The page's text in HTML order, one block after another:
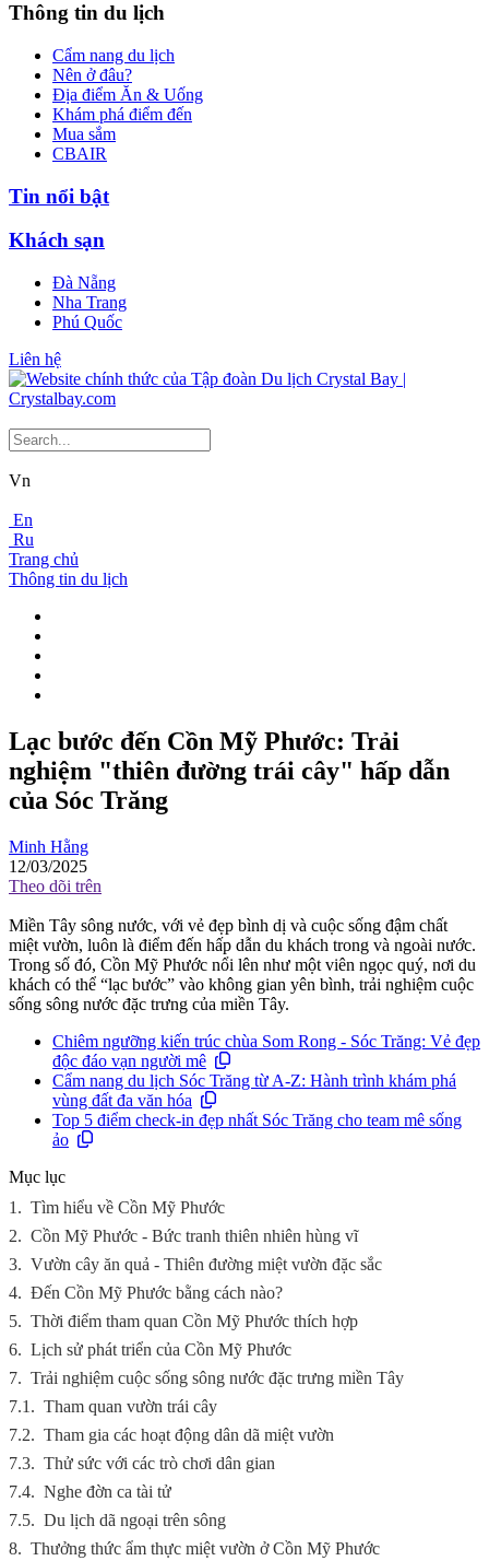
Thông tin du lịch
Cẩm nang du lịch
Nên ở đâu?
Địa điểm Ăn & Uống
Khám phá điểm đến
Mua sắm
CBAIR
Tin nổi bật
Khách sạn
Đà Nẵng
Nha Trang
Phú Quốc
Liên hệ
Vn
En
Ru
Trang chủ
Thông tin du lịch
Lạc bước đến Cồn Mỹ Phước: Trải
nghiệm "thiên đường trái cây" hấp dẫn
của Sóc Trăng
Minh Hằng
12/03/2025
Theo dõi trên
Miền Tây sông nước, với vẻ đẹp bình dị và cuộc sống đậm chất
miệt vườn, luôn là điểm đến hấp dẫn du khách trong và ngoài nước.
Trong số đó, Cồn Mỹ Phước nổi lên như một viên ngọc quý, nơi du
khách có thể “lạc bước” vào không gian yên bình, trải nghiệm cuộc
sống sông nước đặc trưng của miền Tây.
Chiêm ngưỡng kiến trúc chùa Som Rong - Sóc Trăng: Vẻ đẹp
độc đáo vạn người mê
Cẩm nang du lịch Sóc Trăng từ A-Z: Hành trình khám phá
vùng đất đa văn hóa
Top 5 điểm check-in đẹp nhất Sóc Trăng cho team mê sống
ảo
Mục lục
1. Tìm hiểu về Cồn Mỹ Phước
2. Cồn Mỹ Phước - Bức tranh thiên nhiên hùng vĩ
3. Vườn cây ăn quả - Thiên đường miệt vườn đặc sắc
4. Đến Cồn Mỹ Phước bằng cách nào?
5. Thời điểm tham quan Cồn Mỹ Phước thích hợp
6. Lịch sử phát triển của Cồn Mỹ Phước
7. Trải nghiệm cuộc sống sông nước đặc trưng miền Tây
7.1. Tham quan vườn trái cây
7.2. Tham gia các hoạt động dân dã miệt vườn
7.3. Thử sức với các trò chơi dân gian
7.4. Nghe đờn ca tài tử
7.5. Du lịch dã ngoại trên sông
8. Thưởng thức ẩm thực miệt vườn ở Cồn Mỹ Phước